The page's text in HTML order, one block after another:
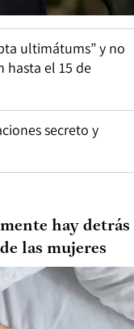
ultimátums” y no
hasta el 15 de
secreto y
hay detrás
las mujeres